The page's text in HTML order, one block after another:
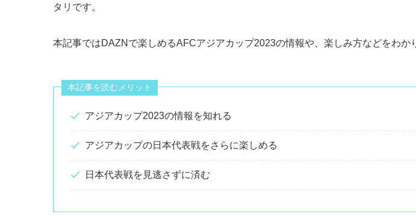
タリです。
本記事ではDAZNで楽しめるAFCアジアカップ2023の情報や、楽しみ方などをわか
本記事を読むメリット
アジアカップ2023の情報を知れる
アジアカップの日本代表戦をさらに楽しめる
日本代表戦を見逃さずに済む